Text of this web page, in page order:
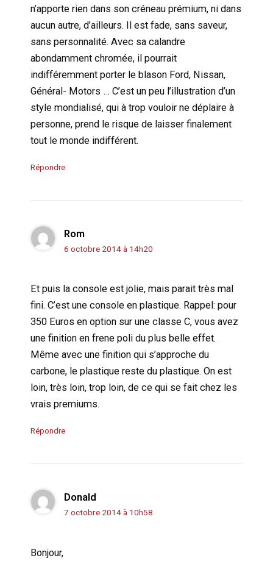
n’apporte rien dans son créneau prémium, ni dans
aucun autre, d’ailleurs. Il est fade, sans saveur,
sans personnalité. Avec sa calandre
abondamment chromée, il pourrait
indifféremment porter le blason Ford, Nissan,
Général- Motors … C’est un peu l’illustration d’un
style mondialisé, qui à trop vouloir ne déplaire à
personne, prend le risque de laisser finalement
tout le monde indifférent.
Répondre
Rom
6 octobre 2014 à 14h20
Et puis la console est jolie, mais parait très mal
fini. C’est une console en plastique. Rappel: pour
350 Euros en option sur une classe C, vous avez
une finition en frene poli du plus belle effet.
Même avec une finition qui s’approche du
carbone, le plastique reste du plastique. On est
loin, très loin, trop loin, de ce qui se fait chez les
vrais premiums.
Répondre
Donald
7 octobre 2014 à 10h58
Bonjour,